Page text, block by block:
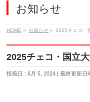
お知らせ
HOME » お知らせ » 2025チェコ・
2025チェコ・国立
投稿日 : 6月 5, 2024 最終更新日